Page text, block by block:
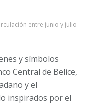
entre junio y julio
y símbolos
Central de Belice,
y el
inspirados por el